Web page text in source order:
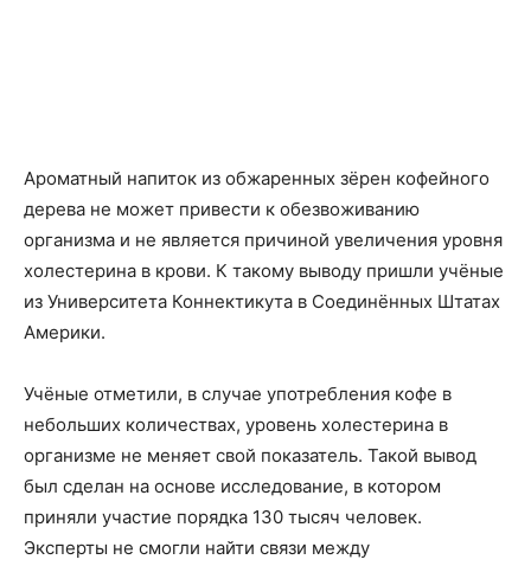
Ароматный напиток из обжаренных зёрен кофейного
дерева не может привести к обезвоживанию
организма и не является причиной увеличения уровня
холестерина в крови. К такому выводу пришли учёные
из Университета Коннектикута в Соединённых Штатах
Америки.
Учёные отметили, в случае употребления кофе в
небольших количествах, уровень холестерина в
организме не меняет свой показатель. Такой вывод
был сделан на основе исследование, в котором
приняли участие порядка 130 тысяч человек.
Эксперты не смогли найти связи между